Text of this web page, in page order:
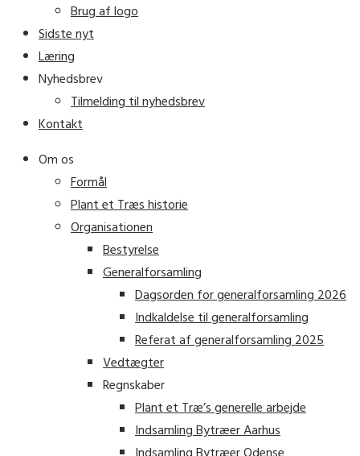
Brug af logo
Sidste nyt
Læring
Nyhedsbrev
Tilmelding til nyhedsbrev
Kontakt
Om os
Formål
Plant et Træs historie
Organisationen
Bestyrelse
Generalforsamling
Dagsorden for generalforsamling 2026
Indkaldelse til generalforsamling
Referat af generalforsamling 2025
Vedtægter
Regnskaber
Plant et Træ’s generelle arbejde
Indsamling Bytræer Aarhus